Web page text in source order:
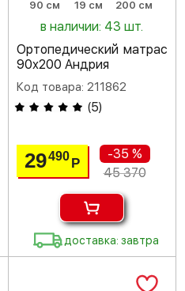
90 см 19 см 200 см
в наличии: 43 шт.
Ортопедический матрас
90х200 Андрия
Код товара: 211862
(5)
29490 Р
-35 %
45 370
доставка: завтра